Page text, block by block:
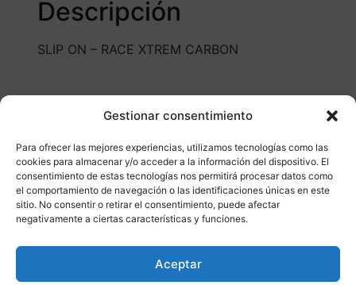
Gestionar consentimiento
Para ofrecer las mejores experiencias, utilizamos tecnologías como las
cookies para almacenar y/o acceder a la información del dispositivo. El
consentimiento de estas tecnologías nos permitirá procesar datos como
el comportamiento de navegación o las identificaciones únicas en este
sitio. No consentir o retirar el consentimiento, puede afectar
negativamente a ciertas características y funciones.
Aceptar
Descripción
SLIP ON – RACE XTREM CARBON
Otros productos